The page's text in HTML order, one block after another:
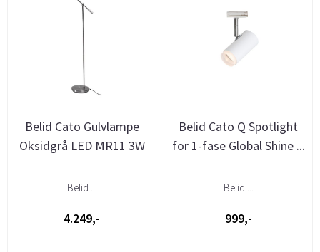
Belid Cato Gulvlampe
Oksidgrå LED MR11 3W
Belid ...
4.249,-
Belid Cato Q Spotlight
for 1-fase Global Shine ...
Belid ...
999,-